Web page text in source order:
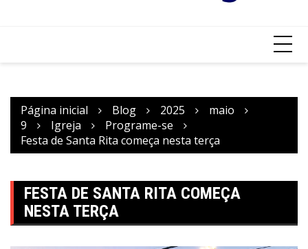
Página inicial Blog 2025
maio
9
Igreja
Programe-se
Festa de Santa Rita começa nesta terça
FESTA DE SANTA RITA COMEÇA
NESTA TERÇA